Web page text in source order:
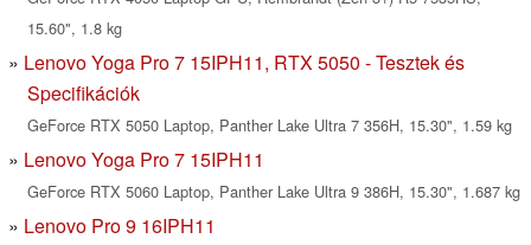
15.60", 1.8 kg
Lenovo Yoga Pro 7 15IPH11, RTX 5050 - Tesztek és
Specifikációk
GeForce RTX 5050 Laptop, Panther Lake Ultra 7 356H, 15.30", 1.59 kg
Lenovo Yoga Pro 7 15IPH11
GeForce RTX 5060 Laptop, Panther Lake Ultra 9 386H, 15.30", 1.687 kg
Lenovo Pro 9 16IPH11